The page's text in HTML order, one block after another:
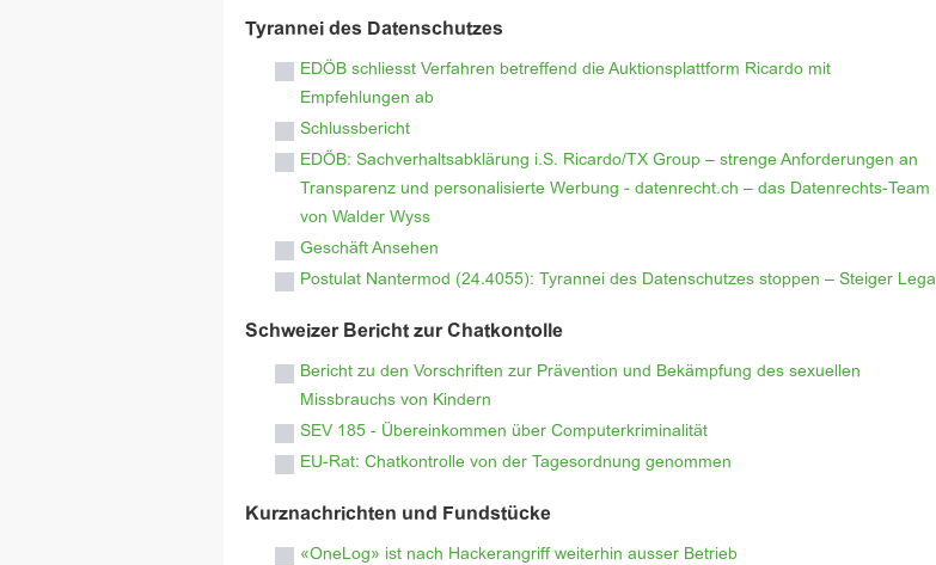
Tyrannei des Datenschutzes
EDÖB schliesst Verfahren betreffend die Auktionsplattform Ricardo mit
Empfehlungen ab
Schlussbericht
EDÖB: Sachverhaltsabklärung i.S. Ricardo/TX Group – strenge Anforderungen an
Transparenz und personalisierte Werbung - datenrecht.ch – das Datenrechts-Team
von Walder Wyss
Geschäft Ansehen
Postulat Nantermod (24.4055): Tyrannei des Datenschutzes stoppen – Steiger Legal
Schweizer Bericht zur Chatkontolle
Bericht zu den Vorschriften zur Prävention und Bekämpfung des sexuellen
Missbrauchs von Kindern
SEV 185 - Übereinkommen über Computerkriminalität
EU-Rat: Chatkontrolle von der Tagesordnung genommen
Kurznachrichten und Fundstücke
«OneLog» ist nach Hackerangriff weiterhin ausser Betrieb